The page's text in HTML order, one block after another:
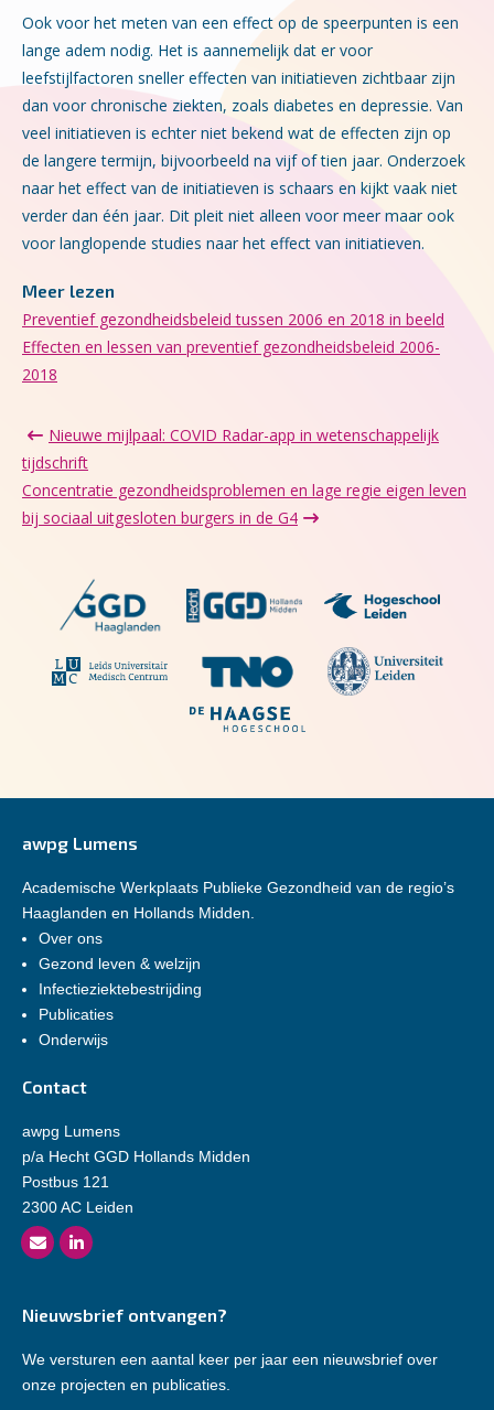
Ook voor het meten van een effect op de speerpunten is een
lange adem nodig. Het is aannemelijk dat er voor
leefstijlfactoren sneller effecten van initiatieven zichtbaar zijn
dan voor chronische ziekten, zoals diabetes en depressie. Van
veel initiatieven is echter niet bekend wat de effecten zijn op
de langere termijn, bijvoorbeeld na vijf of tien jaar. Onderzoek
naar het effect van de initiatieven is schaars en kijkt vaak niet
verder dan één jaar. Dit pleit niet alleen voor meer maar ook
voor langlopende studies naar het effect van initiatieven.
Meer lezen
Preventief gezondheidsbeleid tussen 2006 en 2018 in beeld
Effecten en lessen van preventief gezondheidsbeleid 2006-
2018
Nieuwe mijlpaal: COVID Radar-app in wetenschappelijk
tijdschrift
Concentratie gezondheidsproblemen en lage regie eigen leven
bij sociaal uitgesloten burgers in de G4
awpg Lumens
Academische Werkplaats Publieke Gezondheid van de regio’s
Haaglanden en Hollands Midden.
Over ons
Gezond leven & welzijn
Infectieziektebestrijding
Publicaties
Onderwijs
Contact
awpg Lumens
p/a Hecht GGD Hollands Midden
Postbus 121
2300 AC Leiden
Nieuwsbrief ontvangen?
We versturen een aantal keer per jaar een nieuwsbrief over
onze projecten en publicaties.